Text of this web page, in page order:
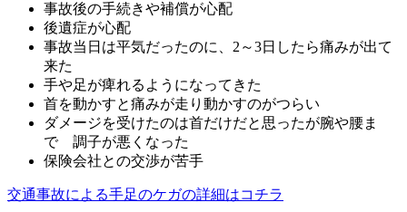
事故後の手続きや補償が心配
後遺症が心配
事故当日は平気だったのに、2～3日したら痛みが出て
来た
手や足が痺れるようになってきた
首を動かすと痛みが走り動かすのがつらい
ダメージを受けたのは首だけだと思ったが腕や腰ま
で 調子が悪くなった
保険会社との交渉が苦手
交通事故による手足のケガの詳細はコチラ